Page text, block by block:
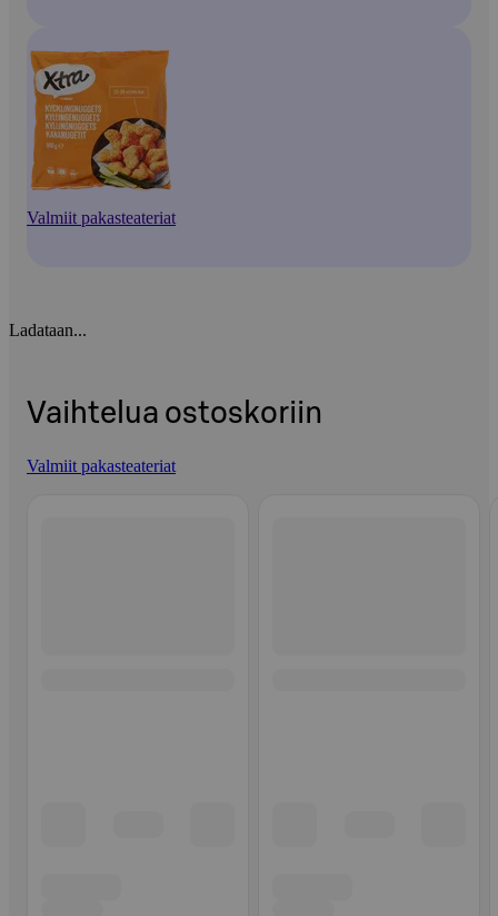
Valmiit pakasteateriat
Ladataan...
Vaihtelua ostoskoriin
Valmiit pakasteateriat